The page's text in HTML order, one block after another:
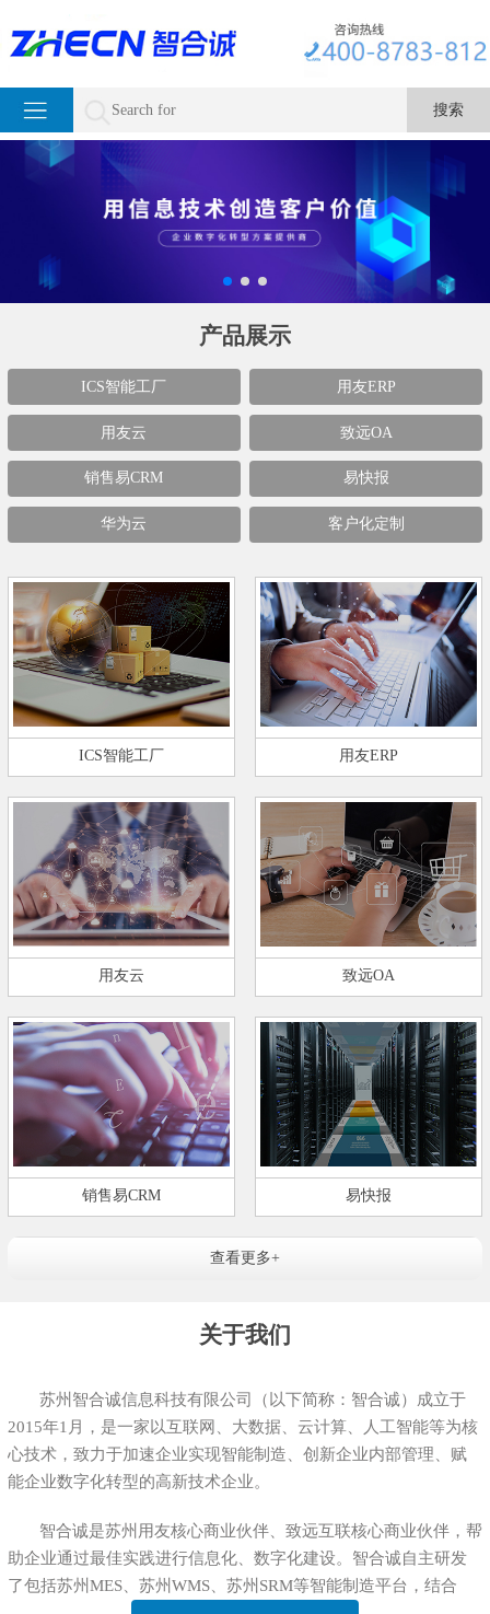
产品展示
ICS智能工厂 用友ERP
用友云 致远OA
销售易CRM 易快报
华为云 客户化定制
ICS智能工厂 用友ERP
用友云 致远OA
销售易CRM 易快报
查看更多+
关于我们
苏州智合诚信息科技有限公司（以下简称：智合诚）成立于
2015年1月，是一家以互联网、大数据、云计算、人工智能等为核
心技术，致力于加速企业实现智能制造、创新企业内部管理、赋
能企业数字化转型的高新技术企业。
智合诚是苏州用友核心商业伙伴、致远互联核心商业伙伴，帮
助企业通过最佳实践进行信息化、数字化建设。智合诚自主研发
了包括苏州MES、苏州WMS、苏州SRM等智能制造平台，结合